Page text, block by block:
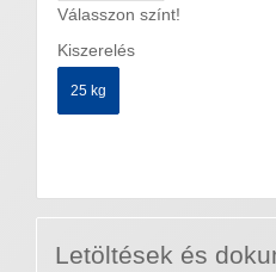
Válasszon színt!
Kiszerelés
25 kg
Letöltések és